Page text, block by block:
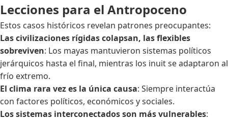
Lecciones para el Antropoceno
Estos casos históricos revelan patrones preocupantes:
Las civilizaciones rígidas colapsan, las flexibles
sobreviven: Los mayas mantuvieron sistemas políticos
jerárquicos hasta el final, mientras los inuit se adaptaron al
frío extremo.
El clima rara vez es la única causa: Siempre interactúa
con factores políticos, económicos y sociales.
Los sistemas interconectados son más vulnerables: